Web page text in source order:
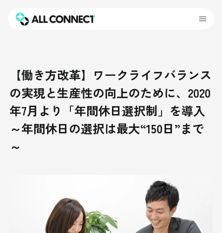
【働き方改革】ワークライフバランス
の実現と生産性の向上のために、2020
年7月より「年間休日選択制」を導入
～年間休日の選択は最大“150日”まで
～